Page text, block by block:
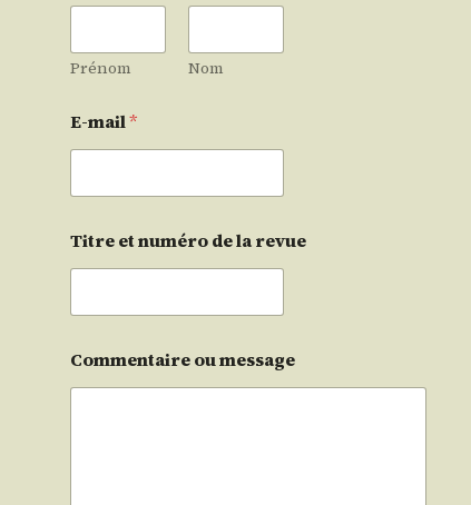
Prénom Nom
E-mail*
Titre et numéro de la revue
Commentaire ou message